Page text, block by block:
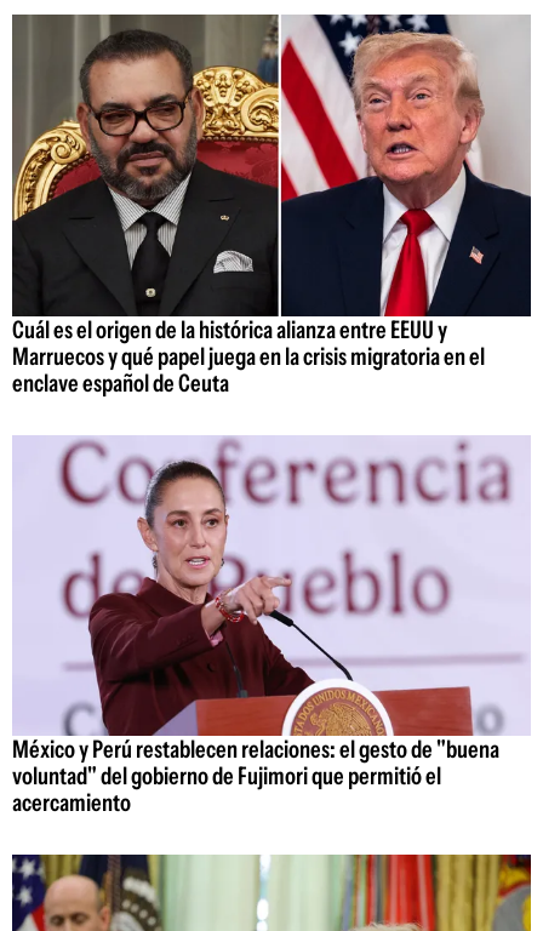
Cuál es el origen de la histórica alianza entre EEUU y
Marruecos y qué papel juega en la crisis migratoria en el
enclave español de Ceuta
México y Perú restablecen relaciones: el gesto de "buena
voluntad" del gobierno de Fujimori que permitió el
acercamiento